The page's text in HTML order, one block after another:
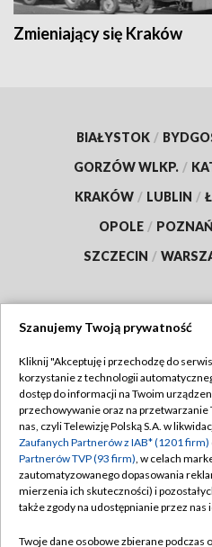
Zmieniający się Kraków
BIAŁYSTOK /
GORZÓW WLKP. /
KRAKÓW / LUBLIN /
OPOLE / POZNAŃ
SZCZECIN /
Abonament TVP
Emisja w TVP
Centrum informacji TVP
Naziemna Telewizja Cyfrowa
Polityka
Moje
Szanujemy Twoją prywatność
Kliknij "Akceptuję i przechodzę do
korzystanie z technologii
dostęp do informacji na Twoim
przechowywanie oraz na przetwarzanie
nas, czyli Telewizję Polską S.A. w
Zaufanych Partnerów z IAB* (1201 firm)
Partnerów TVP (93 firm), w celach
zautomatyzowanego dopasowania
mierzenia ich skuteczności) i
także zgody na udostępnianie przez nas
Twoje dane osobowe zbierane podczas